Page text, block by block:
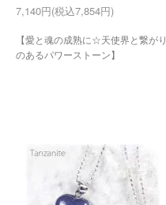
7,140円(税込7,854円)
【愛と魂の成熟に☆天使界と繋がり
のあるパワーストーン】